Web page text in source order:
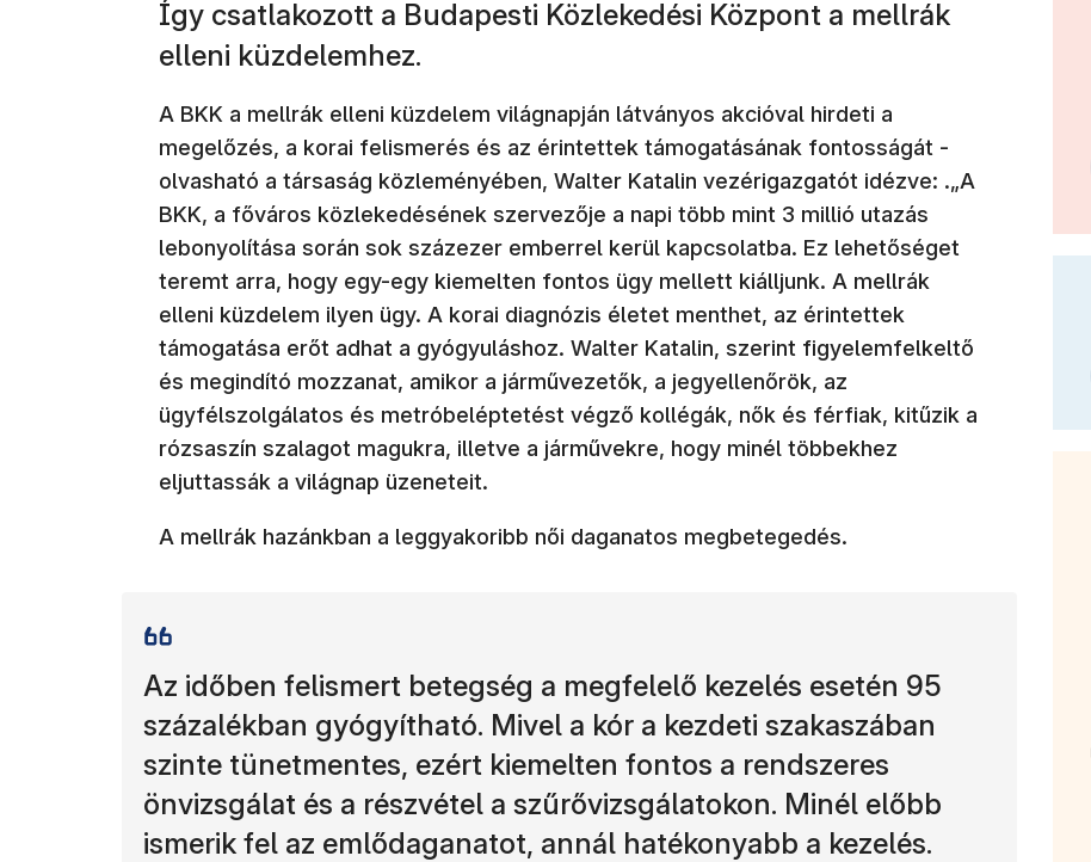
Így csatlakozott a Budapesti Közlekedési Központ a mellrák
elleni küzdelemhez.
A BKK a mellrák elleni küzdelem világnapján látványos akcióval hirdeti a
megelőzés, a korai felismerés és az érintettek támogatásának fontosságát -
olvasható a társaság közleményében, Walter Katalin vezérigazgatót idézve: .„A
BKK, a főváros közlekedésének szervezője a napi több mint 3 millió utazás
lebonyolítása során sok százezer emberrel kerül kapcsolatba. Ez lehetőséget
teremt arra, hogy egy-egy kiemelten fontos ügy mellett kiálljunk. A mellrák
elleni küzdelem ilyen ügy. A korai diagnózis életet menthet, az érintettek
támogatása erőt adhat a gyógyuláshoz. Walter Katalin, szerint figyelemfelkeltő
és megindító mozzanat, amikor a járművezetők, a jegyellenőrök, az
ügyfélszolgálatos és metróbeléptetést végző kollégák, nők és férfiak, kitűzik a
rózsaszín szalagot magukra, illetve a járművekre, hogy minél többekhez
eljuttassák a világnap üzeneteit.
A mellrák hazánkban a leggyakoribb női daganatos megbetegedés.
Az időben felismert betegség a megfelelő kezelés esetén 95
százalékban gyógyítható. Mivel a kór a kezdeti szakaszában
szinte tünetmentes, ezért kiemelten fontos a rendszeres
önvizsgálat és a részvétel a szűrővizsgálatokon. Minél előbb
ismerik fel az emlődaganatot, annál hatékonyabb a kezelés.